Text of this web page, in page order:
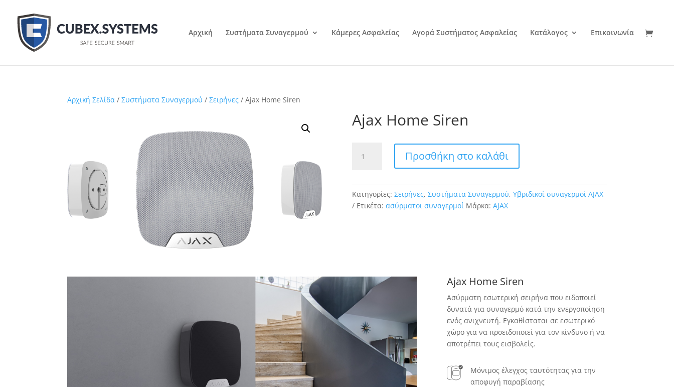
Αρχική Συστήματα Συναγερμού Κάμερες Ασφαλείας Αγορά Συστήματος Ασφαλείας Κατάλογος Επικοινωνία
Αρχική Σελίδα /Συστήματα Συναγερμού /Σειρήνες / Ajax Home Siren
Ajax Home Siren
Home
Προσθήκη στο καλάθι
Κατηγορίες: Σειρήνες, Συστήματα Συναγερμού, Υβριδικοί συναγερμοί AJAX
Ετικέτα: ασύρματοι συναγερμοί Μάρκα: AJAX
Ajax Home Siren
Ασύρματη εσωτερική σειρήνα που ειδοποιεί
δυνατά για συναγερμό κατά την ενεργοποίηση
ενός ανιχνευτή. Εγκαθίσταται σε εσωτερικό
χώρο για να προειδοποιεί για τον κίνδυνο ή να
αποτρέπει τους εισβολείς.
Μόνιμος έλεγχος ταυτότητας για την
αποφυγή παραβίασης